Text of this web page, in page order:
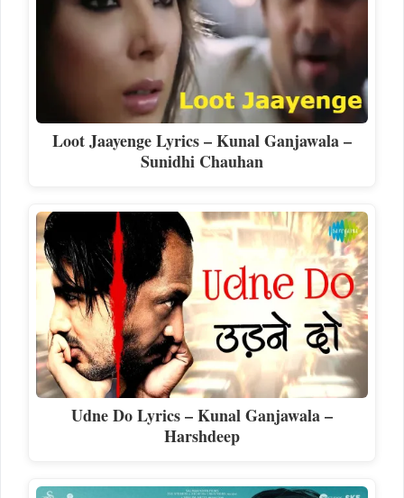
Loot Jaayenge Lyrics – Kunal Ganjawala –
Sunidhi Chauhan
Udne Do Lyrics – Kunal Ganjawala –
Harshdeep